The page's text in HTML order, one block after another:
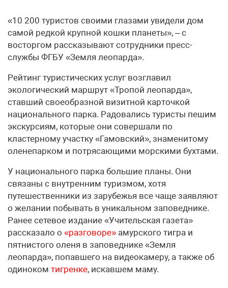
«10 200 туристов своими глазами увидели дом
самой редкой крупной кошки планеты», – с
восторгом рассказывают сотрудники пресс-
службы ФГБУ «Земля леопарда».
Рейтинг туристических услуг возглавил
экологический маршрут «Тропой леопарда»,
ставший своеобразной визитной карточкой
национального парка. Радовались туристы пешим
экскурсиям, которые они совершали по
кластерному участку «Гамовский», знаменитому
оленепарком и потрясающими морскими бухтами.
У национального парка большие планы. Они
связаны с внутренним туризмом, хотя
путешественники из зарубежья все чаще заявляют
о желании побывать в уникальном заповеднике.
Ранее сетевое издание «Учительская газета»
рассказало о «разговоре» амурского тигра и
пятнистого оленя в заповеднике «Земля
леопарда», попавшего на видеокамеру, а также об
одиноком тигренке, искавшем маму.